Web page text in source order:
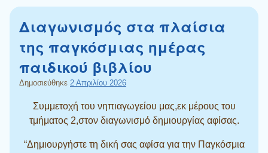
Διαγωνισμός στα πλαίσια
της παγκόσμιας ημέρας
παιδικού βιβλίου
Δημοσιεύθηκε 2 Απριλίου 2026
Συμμετοχή του νηπιαγωγείου μας,εκ μέρους του
τμήματος 2,στον διαγωνισμό δημιουργίας αφίσας.
“Δημιουργήστε τη δική σας αφίσα για την Παγκόσμια